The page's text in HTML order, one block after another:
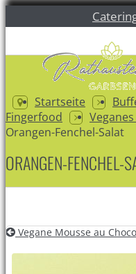
Startseite
Fingerfood
Orangen-Fenchel-Salat
ORANGEN-FENCHEL-
Vegane Mousse au